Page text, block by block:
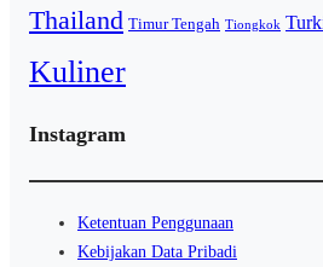
Thailand Timur Tengah Tiongkok
Kuliner
Instagram
Ketentuan Penggunaan
Kebijakan Data Pribadi